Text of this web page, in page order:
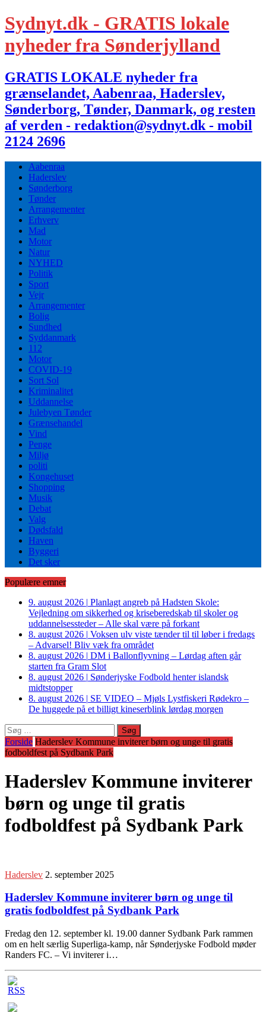
Sydnyt.dk - GRATIS lokale
nyheder fra Sønderjylland
GRATIS LOKALE nyheder fra
grænselandet, Aabenraa, Haderslev,
Sønderborg, Tønder, Danmark, og resten
af verden - redaktion@sydnyt.dk - mobil
2124 2696
Aabenraa
Haderslev
Sønderborg
Tønder
Arrangementer
Erhverv
Mad
Motor
Natur
NYHED
Politik
Sport
Vejr
Arrangementer
Bolig
Sundhed
Syddanmark
112
Motor
COVID-19
Sort Sol
Kriminalitet
Uddannelse
Julebyen Tønder
Grænsehandel
Vind
Penge
Miljø
politi
Kongehuset
Shopping
Musik
Debat
Valg
Dødsfald
Haven
Byggeri
Det sker
Populære emner
9. august 2026 | Planlagt angreb på Hadsten Skole:
Vejledning om sikkerhed og kriseberedskab til skoler og
uddannelsessteder – Alle skal være på forkant
8. august 2026 | Voksen ulv viste tænder til til løber i fredags
– Advarsel! Bliv væk fra området
8. august 2026 | DM i Ballonflyvning – Lørdag aften går
starten fra Gram Slot
8. august 2026 | Sønderjyske Fodbold henter islandsk
midtstopper
8. august 2026 | SE VIDEO – Mjøls Lystfiskeri Rødekro –
De huggede på et billigt kineserblink lørdag morgen
Søg
efter:
Forside Haderslev Kommune inviterer børn og unge til gratis
fodboldfest på Sydbank Park
Haderslev Kommune inviterer
børn og unge til gratis
fodboldfest på Sydbank Park
Haderslev 2. september 2025
Haderslev Kommune inviterer børn og unge til
gratis fodboldfest på Sydbank Park
Fredag den 12. september kl. 19.00 danner Sydbank Park rammen
om en helt særlig Superliga-kamp, når Sønderjyske Fodbold møder
Randers FC. – Vi inviterer i…